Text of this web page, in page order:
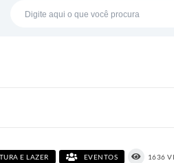
E LAZER EVENTOS 1636